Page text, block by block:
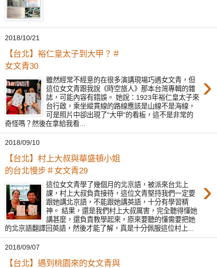
2018/10/21
【台北】裕仁皇太子到大甲？＃
女文青30
›
雖然經常不經意的在很多演講現場巧遇女文青，但
這位女文青跟我說《時空旅人》那本台灣專輯的雜
誌，可能內容有錯誤。 她說：1923年裕仁皇太子來
台行啟，乘坐縱貫線的路線應該是山線不是海線，
可是照片中卻出現了"大甲"的看板，這不是非常的
奇怪嗎？然後在拿給我看...
2018/09/10
【台北】村上大叔與華盛頓小姐
的台北慢步＃女文青29
›
這位女文青學了幾個月的北京語，被派來台北上
課，村上大叔負責接待，這位文青堅持我們一定要
跟她講北京語，不能跟她講英語，十分有學習精
神。 結果，還是我們村上大叔厲害，完全聽得懂她
講甚麼，還負責教學起來，原來要聽的懂需要把她
的北京語翻譯回英語，然後才能了解，真是十分佩服這位村上...
2018/09/07
【台北】遇到桃園來的女文青與